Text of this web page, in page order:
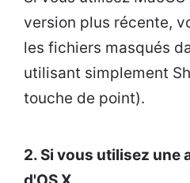
version plus récente,
les fichiers masqués
utilisant simplement
touche de point).
2. Si vous utilisez une